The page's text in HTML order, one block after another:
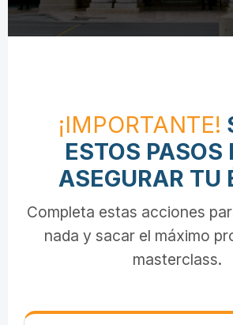
¡IMPORTANTE!
ESTOS PASOS
ASEGURAR TU
Completa estas acciones
nada y sacar el máximo
masterclass.